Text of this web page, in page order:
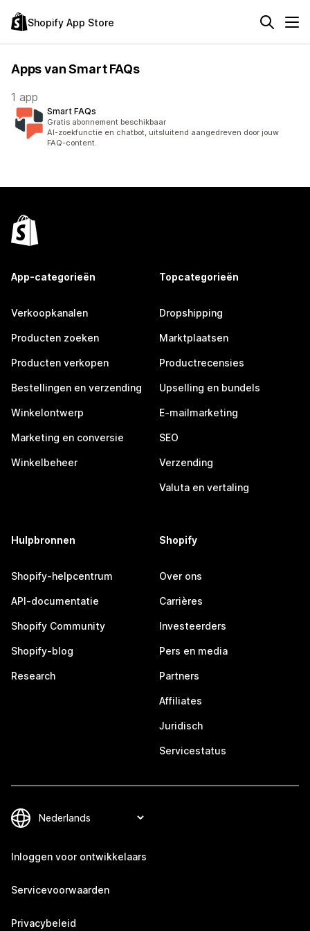
Shopify App Store
Apps van Smart FAQs
1 app
Smart FAQs
Gratis abonnement beschikbaar
AI-zoekfunctie en chatbot, uitsluitend aangedreven door jouw
FAQ-content.
App-categorieën
Verkoopkanalen
Producten zoeken
Producten verkopen
Bestellingen en verzending
Winkelontwerp
Marketing en conversie
Winkelbeheer
Topcategorieën
Dropshipping
Marktplaatsen
Productrecensies
Upselling en bundels
E-mailmarketing
SEO
Verzending
Valuta en vertaling
Hulpbronnen
Shopify-helpcentrum
API-documentatie
Shopify Community
Shopify-blog
Research
Shopify
Over ons
Carrières
Investeerders
Pers en media
Partners
Affiliates
Juridisch
Servicestatus
Inloggen voor ontwikkelaars
Servicevoorwaarden
Privacybeleid